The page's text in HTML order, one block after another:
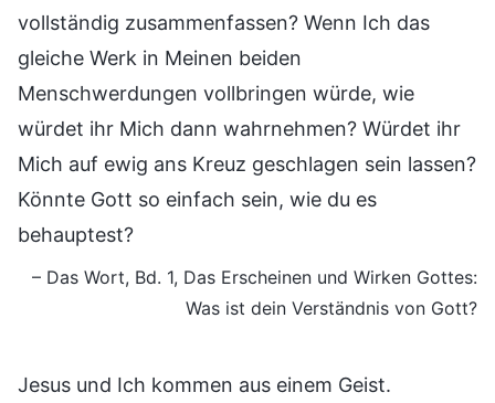
vollständig zusammenfassen? Wenn Ich das
gleiche Werk in Meinen beiden
Menschwerdungen vollbringen würde, wie
würdet ihr Mich dann wahrnehmen? Würdet ihr
Mich auf ewig ans Kreuz geschlagen sein lassen?
Könnte Gott so einfach sein, wie du es
behauptest?
– Das Wort, Bd. 1, Das Erscheinen und Wirken Gottes:
Was ist dein Verständnis von Gott?
Jesus und Ich kommen aus einem Geist.